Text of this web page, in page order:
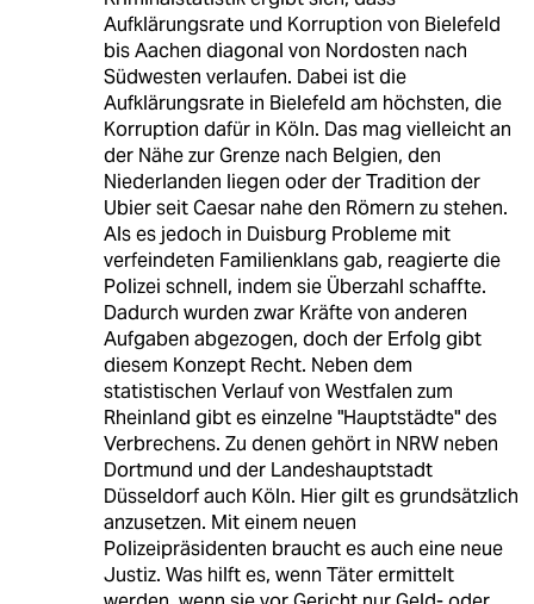
Aufklärungsrate und Korruption von Bielefeld
bis Aachen diagonal von Nordosten nach
Südwesten verlaufen. Dabei ist die
Aufklärungsrate in Bielefeld am höchsten, die
Korruption dafür in Köln. Das mag vielleicht an
der Nähe zur Grenze nach Belgien, den
Niederlanden liegen oder der Tradition der
Ubier seit Caesar nahe den Römern zu stehen.
Als es jedoch in Duisburg Probleme mit
verfeindeten Familienklans gab, reagierte die
Polizei schnell, indem sie Überzahl schaffte.
Dadurch wurden zwar Kräfte von anderen
Aufgaben abgezogen, doch der Erfolg gibt
diesem Konzept Recht. Neben dem
statistischen Verlauf von Westfalen zum
Rheinland gibt es einzelne "Hauptstädte" des
Verbrechens. Zu denen gehört in NRW neben
Dortmund und der Landeshauptstadt
Düsseldorf auch Köln. Hier gilt es grundsätzlich
anzusetzen. Mit einem neuen
Polizeipräsidenten braucht es auch eine neue
Justiz. Was hilft es, wenn Täter ermittelt